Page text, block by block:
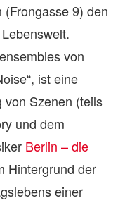
(Frongasse 9) den
von
ist eine
von Szenen (teils
und dem
Berlin – die
Hintergrund der
einer